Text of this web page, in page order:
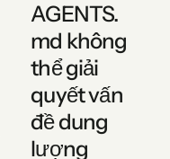
AGENTS.
md không
thể giải
quyết vấn
đề dung
lượng